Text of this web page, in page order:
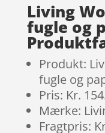
Living
fugle og
Produkt:
fugle og
Pris: Kr.
Mærke:
Fragtpris: